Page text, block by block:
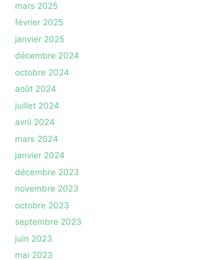
mars 2025
février 2025
janvier 2025
décembre 2024
octobre 2024
août 2024
juillet 2024
avril 2024
mars 2024
janvier 2024
décembre 2023
novembre 2023
octobre 2023
septembre 2023
juin 2023
mai 2023